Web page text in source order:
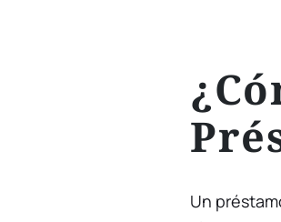
Un